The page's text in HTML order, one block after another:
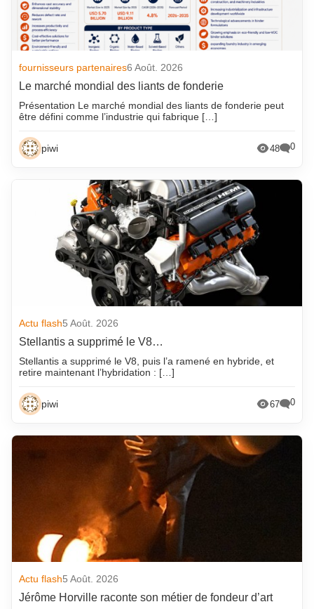
fournisseurs partenaires6 Août. 2026
Le marché mondial des liants de fonderie
Présentation Le marché mondial des liants de fonderie peut
être défini comme l’industrie qui fabrique […]
piwi 48 0
Actu flash5 Août. 2026
Stellantis a supprimé le V8…
Stellantis a supprimé le V8, puis l’a ramené en hybride, et
retire maintenant l’hybridation : […]
piwi 67 0
Actu flash5 Août. 2026
Jérôme Horville raconte son métier de fondeur d’art